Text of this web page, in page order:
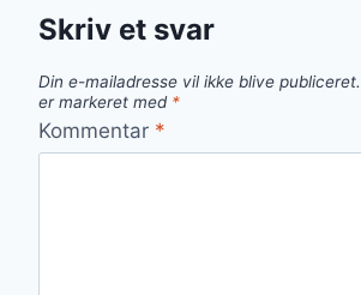
Skriv et svar
Din e-mailadresse vil ikke blive publiceret.
er markeret med *
Kommentar *